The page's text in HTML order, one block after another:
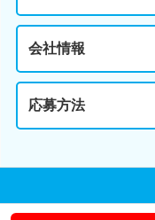
会社情報
応募方法